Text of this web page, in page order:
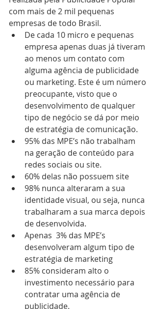
com mais de 2 mil pequenas
empresas de todo Brasil.
De cada 10 micro e pequenas
empresa apenas duas já tiveram
ao menos um contato com
alguma agência de publicidade
ou marketing. Este é um número
preocupante, visto que o
desenvolvimento de qualquer
tipo de negócio se dá por meio
de estratégia de comunicação.
95% das MPE’s não trabalham
na geração de conteúdo para
redes sociais ou site.
60% delas não possuem site
98% nunca alteraram a sua
identidade visual, ou seja, nunca
trabalharam a sua marca depois
de desenvolvida.
Apenas  3% das MPE’s
desenvolveram algum tipo de
estratégia de marketing
85% consideram alto o
investimento necessário para
contratar uma agência de
publicidade.